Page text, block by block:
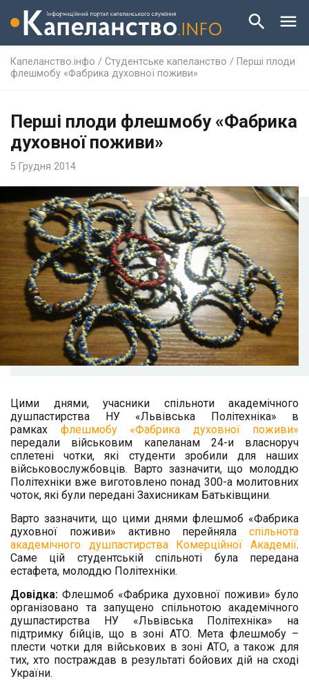
Капеланство.інфо / Студентське капеланство / Перші плоди
флешмобу «Фабрика духовної поживи»
Перші плоди флешмобу «Фабрика
духовної поживи»
5 Грудня 2014
Цими днями, учасники спільноти академічного
душпастирства НУ «Львівська Політехніка» в
рамках флешмобу «Фабрика духовної поживи»
передали військовим капеланам 24-и власноруч
сплетені чотки, які студенти зробили для наших
військовослужбовців. Варто зазначити, що молоддю
Політехніки вже виготовлено понад 300-а молитовних
чоток, які були передані Захисникам Батьківщини.
Варто зазначити, що цими днями флешмоб «Фабрика
духовної поживи» активно перейняла спільнота
академічного душпастирства Комерційної Академії.
Саме цій студентській спільноті була передана
естафета, молоддю Політехніки.
Довідка:Флешмоб «Фабрика духовної поживи» було
організовано та запущено спільнотою академічного
душпастирства НУ «Львівська Політехніка» на
підтримку бійців, що в зоні АТО. Мета флешмобу –
плести чотки для військових в зоні АТО, а також для
тих, хто постраждав в результаті бойових дій на сході
України.